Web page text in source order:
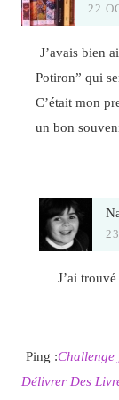
22
J’avais bien
Potiron” qui
C’était mon
un bon
J’ai
Ping :Challenge
Délivrer Des